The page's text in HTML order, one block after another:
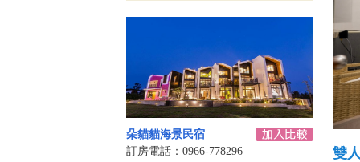
朵貓貓海景民宿
訂房電話：0966-778296
雙